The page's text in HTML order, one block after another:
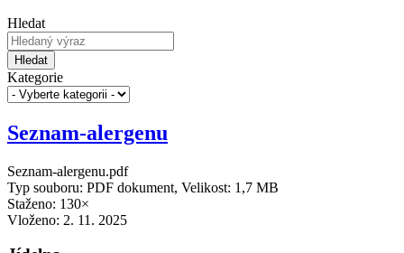
Hledat
Hledat
Kategorie
Seznam-alergenu
Seznam-alergenu.pdf
Typ souboru: PDF dokument, Velikost: 1,7 MB
Staženo: 130×
Vloženo: 2. 11. 2025